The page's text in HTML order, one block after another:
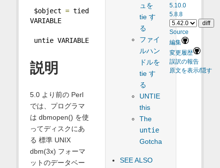
5.10.0
5.8.8
Source
編集
変更履歴
誤訳の報告
原文を表示/隠す
ュを
tie す
る
ファイ
ルハン
ドルを
tie す
る
UNTIE
this
The
untie
Gotcha
SEE ALSO
$object = tied
VARIABLE
untie VARIABLE
説明
5.0 より前の Perl
では、プログラマ
は dbmopen() を使
ってディスクにあ
る 標準 UNIX
dbm(3x) フォーマ
ットのデータベー